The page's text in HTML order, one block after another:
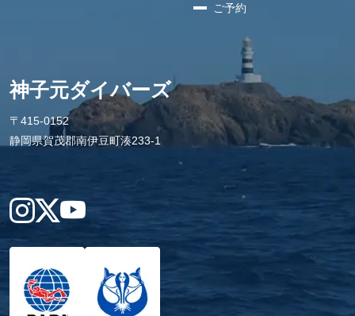
ご予約
神子元ダイバーズ
〒415-0152
静岡県賀茂郡南伊豆町湊233-1
Instagram